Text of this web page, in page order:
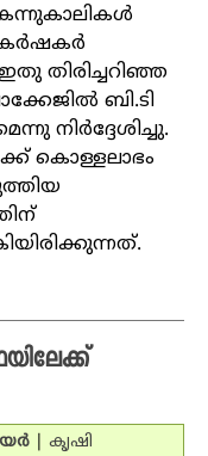
കര്‍ഷകര്‍
തിരിച്ചറിഞ്ഞ
ബി.ടി
നിര്‍ദ്ദേശിച്ചു.
കൊള്ളലാഭം
കൃഷി